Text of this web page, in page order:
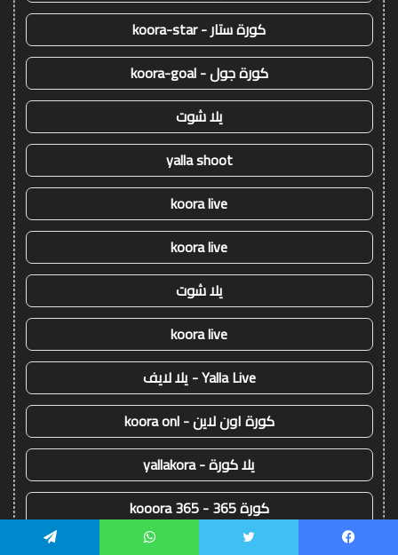
كورة ستار - koora-star
كورة جول - koora-goal
يلا شوت
yalla shoot
koora live
koora live
يلا شوت
koora live
Yalla Live - يلا لايف
كورة اون لاين - koora onl
يلا كورة - yallakora
كورة 365 - kooora 365